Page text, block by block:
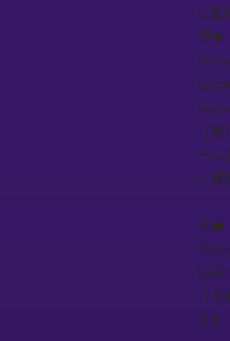
に監
🧑‍🎓
We
key
（
ーム
へ通
👨‍💼
That
back
（
ます